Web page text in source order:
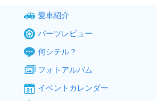
愛車紹介
パーツレビュー
何シテル？
フォトアルバム
イベントカレンダー